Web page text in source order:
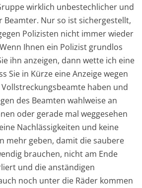
wirklich unbestechlicher und
Nur so ist sichergestellt,
Polizisten nicht immer wieder
Ihnen ein Polizist grundlos
ihn anzeigen, dann wette ich eine
Sie in Kürze eine Anzeige wegen
haben und
des Beamten wahlweise an
oder gerade mal weggesehen
Nachlässigkeiten und keine
mehr geben, damit die saubere
brauchen, nicht am Ende
und die anständigen
noch unter die Räder kommen